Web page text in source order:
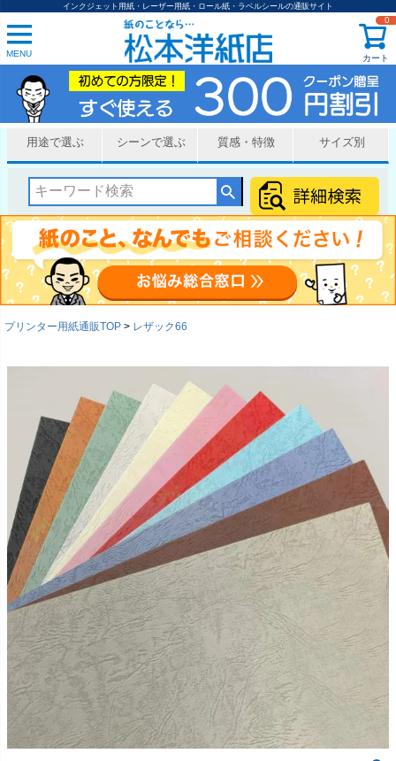
インクジェット用紙・レーザー用紙・ロール紙・ラベルシールの通販サイト
MENU カート
0
用途で選ぶ シーンで選ぶ 質感・特徴 サイズ別
プリンター用紙通販TOP レザック66